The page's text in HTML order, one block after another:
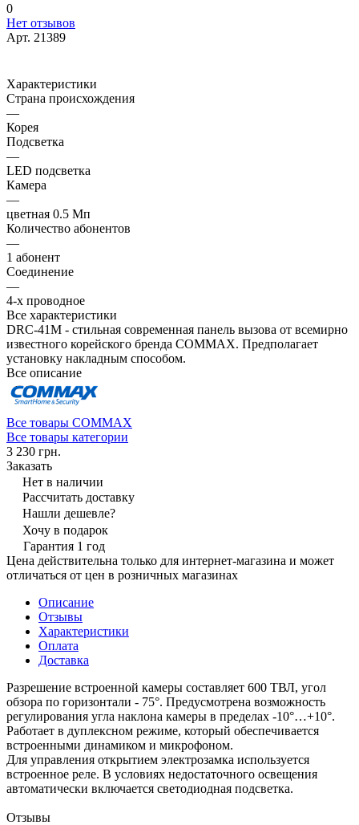
0
Нет отзывов
Арт. 21389
Характеристики
Страна происхождения
—
Корея
Подсветка
—
LED подсветка
Камера
—
цветная 0.5 Мп
Количество абонентов
—
1 абонент
Соединение
—
4-х проводное
Все характеристики
DRC-41M - стильная современная панель вызова от всемирно
известного корейского бренда COMMAX. Предполагает
установку накладным способом.
Все описание
Все товары COMMAX
Все товары категории
3 230 грн.
Заказать
Нет в наличии
Рассчитать доставку
Нашли дешевле?
Хочу в подарок
Гарантия 1 год
Цена действительна только для интернет-магазина и может
отличаться от цен в розничных магазинах
Описание
Отзывы
Характеристики
Оплата
Доставка
Разрешение встроенной камеры составляет 600 ТВЛ, угол
обзора по горизонтали - 75°. Предусмотрена возможность
регулирования угла наклона камеры в пределах -10°…+10°.
Работает в дуплексном режиме, который обеспечивается
встроенными динамиком и микрофоном.
Для управления открытием электрозамка используется
встроенное реле. В условиях недостаточного освещения
автоматически включается светодиодная подсветка.
Отзывы